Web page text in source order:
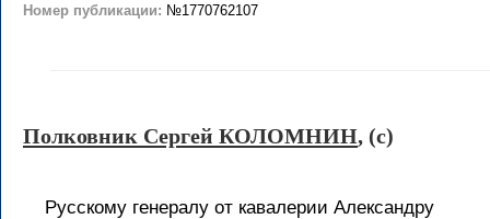
Номер публикации: №1770762107
Полковник Сергей КОЛОМНИН, (c)
Русскому генералу от кавалерии Александру